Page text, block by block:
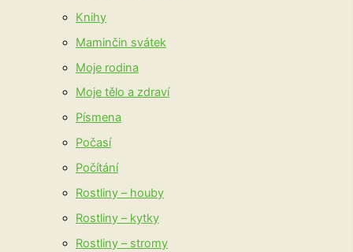
Knihy
Maminčin svátek
Moje rodina
Moje tělo a zdraví
Písmena
Počasí
Počítání
Rostliny – houby
Rostliny – kytky
Rostliny – stromy